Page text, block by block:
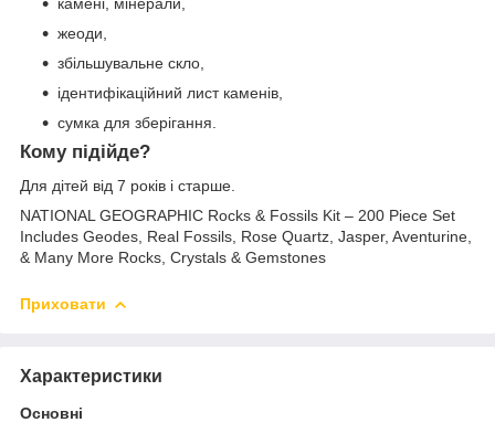
жеоди,
збільшувальне скло,
ідентифікаційний лист каменів,
сумка для зберігання.
Кому підійде?
Для дітей від 7 років і старше.
NATIONAL GEOGRAPHIC Rocks & Fossils Kit – 200 Piece Set
Includes Geodes, Real Fossils, Rose Quartz, Jasper, Aventurine,
& Many More Rocks, Crystals & Gemstones
Приховати
Характеристики
Основні